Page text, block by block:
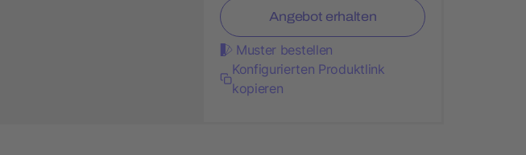
Angebot erhalten
Muster bestellen
Konfigurierten Produktlink
kopieren